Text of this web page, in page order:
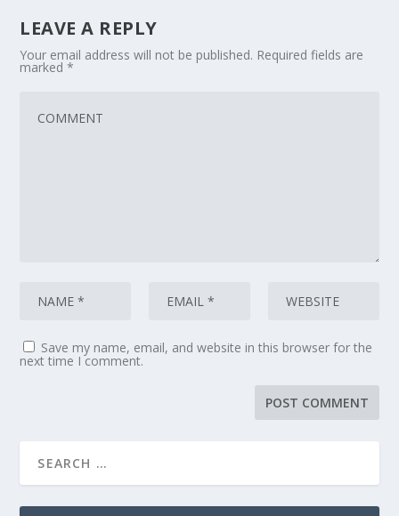
LEAVE A REPLY
Your email address will not be published. Required fields are
marked*
Save my name, email, and website in this browser for the
next time I comment.